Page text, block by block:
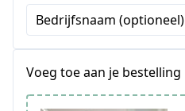
Bedrijfsnaam (optioneel)
Voeg toe aan je bestelling